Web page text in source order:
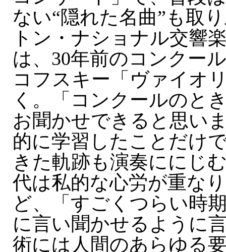
ない“隠れた名曲”も取
トン・ナショナル交響
は、30年前のコンクー
コフスキー「ヴァイオ
く。「コンクールのと
お聞かせできると思い
的に学習したことだけ
きた軌跡も演奏ににじ
代は私的な心労が重な
ど、「すごくつらい時
に言い聞かせるように
術には人間のあらゆる